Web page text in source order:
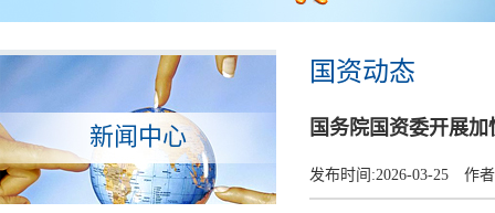
新闻中心
国资动态
国务院国资委开展
发布时间:2026-03-25 作